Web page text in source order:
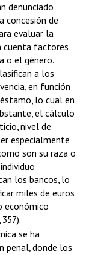
denunciado
concesión de
evaluar la
cuenta factores
o el género.
a los
en función
lo cual en
el cálculo
nivel de
especialmente
son su raza o
los bancos, lo
miles de euros
económico
se ha
penal, donde los